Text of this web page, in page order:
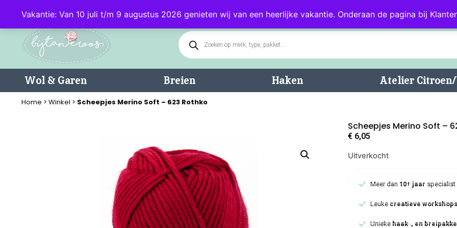
Vakantie: Van 10 juli t/m 9 augustus 2026 genieten wij van een heerlijke vakantie. Onderaan de pagina bij
Blog Klantenservice
Wol & Garen Breien Haken Atelier
Home > Winkel > Scheepjes Merino Soft – 623 Rothko
Scheepjes Merino Soft –
€ 6,05
Uitverkocht
Meer dan 10+ jaar specialist
Leuke creatieve workshops
Uniekehaak-, en